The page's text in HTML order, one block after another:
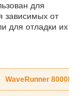
для
зависимых от
для отладки их
WaveRunner 8000R-R